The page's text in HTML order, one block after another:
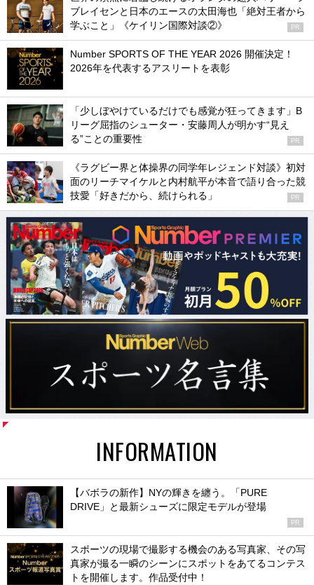
ブレイセンと日本のエースの太田海也「絶対王者から
学ぶこと」《ケイリン国際対談②》
PR
Number SPORTS OF THE YEAR 2026 開催決定！
2026年を代表するアスリートを表彰
「少しぼやけているだけでも感覚が狂ってきます」B
リーグ屈指のシューター・安藤周人が明かす“見え
る”ことの重要性
PR
《ラグビー界と体操界の同学年レジェンド対談》初対
面のリーチマイケルと内村航平が本音で語り合った競
技愛「好きだから、続けられる」
PR
INFORMATION
【バボラの新作】NYの輝きを纏う。「PURE
DRIVE」と最新シューズに限定モデルが登場
PR
スポーツの現場で撮影する機会のある写真家、その写
真家が撮る一瞬のシーンにスポットをあてるコンテス
トを開催します。作品受付中！